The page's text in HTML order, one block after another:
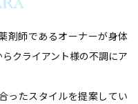
剤師であるオーナーが身体
クライアント様の不調にア
ったスタイルを提案してい